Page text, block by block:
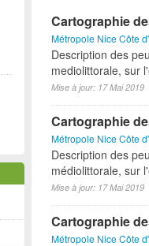
Cartographie
Métropole Nice Côte
Description des
mediolittorale, sur
Mise à jour: 17 Mai 2019
Cartographie
Métropole Nice Côte
Description des
médiolittorale, sur
Mise à jour: 17 Mai 2019
Cartographie
Métropole Nice Côte